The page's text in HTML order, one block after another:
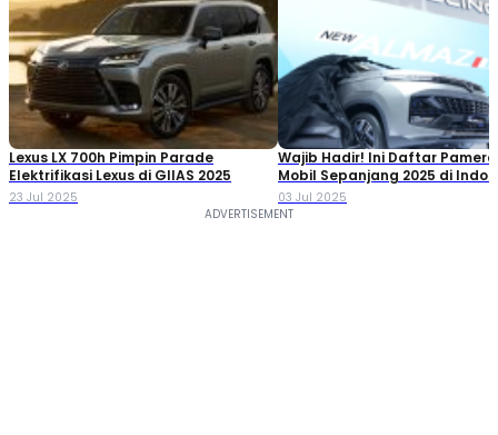
Lexus LX 700h Pimpin Parade
Elektrifikasi Lexus di GIIAS 2025
23 Jul 2025
Wajib Hadir! Ini Daftar
Mobil Sepanjang 2025 di
03 Jul 2025